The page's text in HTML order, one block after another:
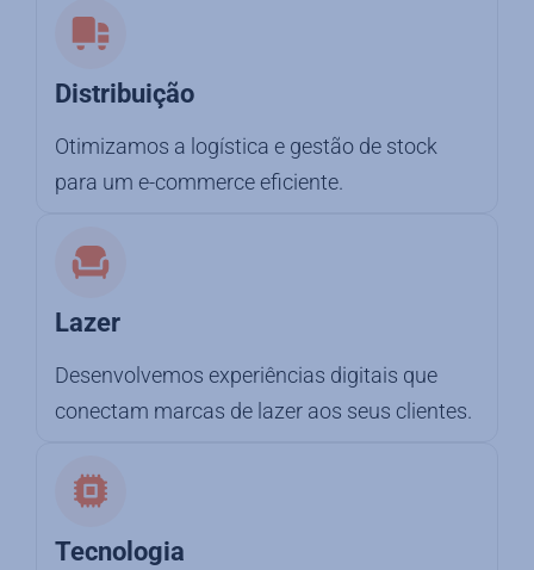
Distribuição
Otimizamos a logística e gestão de stock
para um e-commerce eficiente.
Lazer
Desenvolvemos experiências digitais que
conectam marcas de lazer aos seus clientes.
Tecnologia